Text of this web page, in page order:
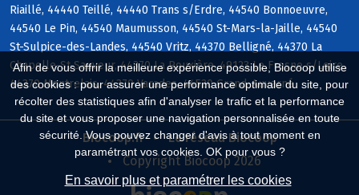
Afin de vous offrir la meilleure expérience possible, Biocoop utilise
des cookies : pour assurer une performance optimale du site, pour
récolter des statistiques afin d'analyser le trafic et la performance
du site et vous proposer une navigation personnalisée en toute
sécurité. Vous pouvez changer d'avis à tout moment en
paramétrant vos cookies. OK pour vous ?
En savoir plus et paramétrer les cookies
Riaillé, 44440 Teillé, 44440 Trans s/Erdre, 44540 Bonnoeuvre,
44540 Le Pin, 44540 Maumusson, 44540 St-Mars-la-Jaille, 44540
St-Sulpice-des-Landes, 44540 Vritz, 44370 Belligné, 44370 La
Chapelle-St-Sauveur, 44370 La Rouxière, 49123 Le Fresne s/Loire,
44370 Montrelais, 44370 Varades, 44520 Grand-Auverné
Biocoop.fr
Le réseau Biocoop
Copyright Biocoop 2026